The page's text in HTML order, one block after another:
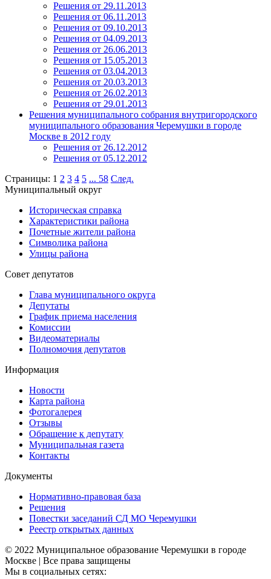
Решения от 29.11.2013
Решения от 06.11.2013
Решения от 09.10.2013
Решения от 04.09.2013
Решения от 26.06.2013
Решения от 15.05.2013
Решения от 03.04.2013
Решения от 20.03.2013
Решения от 26.02.2013
Решения от 29.01.2013
Решения муниципального собрания внутригородского
муниципального образования Черемушки в городе
Москве в 2012 году
Решения от 26.12.2012
Решения от 05.12.2012
Страницы: 1 2 3 4 5 ... 58 След.
Муниципальный округ
Историческая справка
Характеристики района
Почетные жители района
Символика района
Улицы района
Совет депутатов
Глава муниципального округа
Депутаты
График приема населения
Комиссии
Видеоматериалы
Полномочия депутатов
Информация
Новости
Карта района
Фотогалерея
Отзывы
Обращение к депутату
Муниципальная газета
Контакты
Документы
Нормативно-правовая база
Решения
Повестки заседаний СД МО Черемушки
Реестр открытых данных
© 2022 Муниципальное образование Черемушки в городе
Москве | Все права защищены
Мы в социальных сетях: